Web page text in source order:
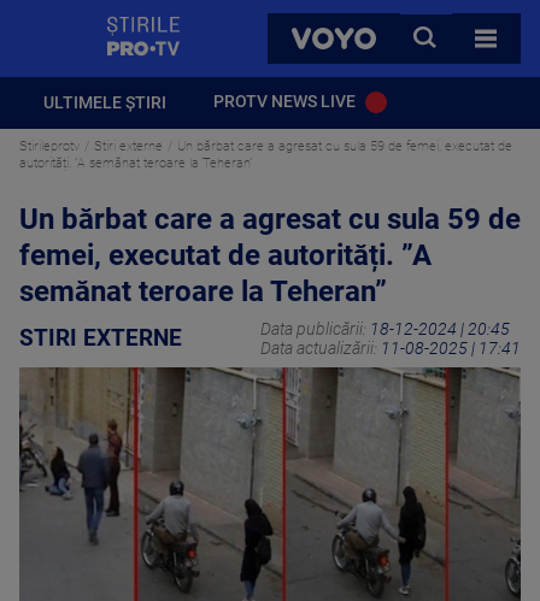
VOYO
CAUTA
TOATE
ULTIMELE ȘTIRI PROTV NEWS LIVE
Stirileprotv Stiri externe
Un bărbat care a agresat cu sula 59 de femei, executat de
autorități. ”A semănat teroare la Teheran”
Un bărbat care a agresat cu sula 59 de
femei, executat de autorități. ”A
semănat teroare la Teheran”
STIRI EXTERNE Data publicării: 18-12-2024 | 20:45
Data actualizării: 11-08-2025 | 17:41